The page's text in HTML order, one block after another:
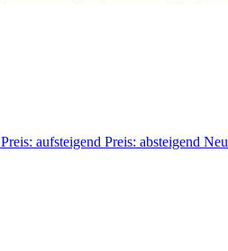
Preis: aufsteigend Preis: absteigend